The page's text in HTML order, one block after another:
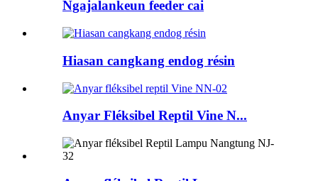
Ngajalankeun feeder cai
Hiasan cangkang endog résin
Anyar Fléksibel Reptil Vine N...